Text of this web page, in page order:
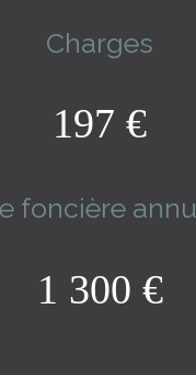
Charges
197 €
foncière
1 300 €